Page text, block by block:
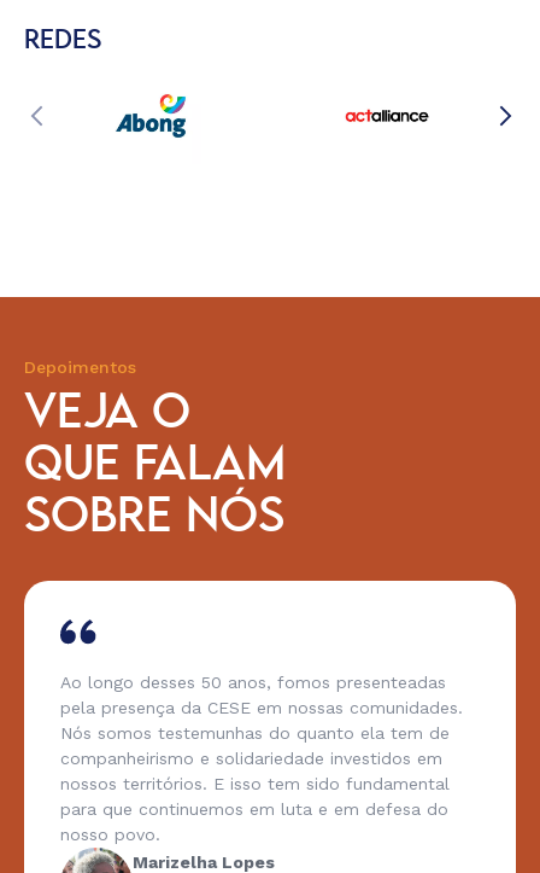
REDES
Depoimentos
VEJA O
QUE FALAM
SOBRE NÓS
Ao longo desses 50 anos, fomos presenteadas
pela presença da CESE em nossas comunidades.
Nós somos testemunhas do quanto ela tem de
companheirismo e solidariedade investidos em
nossos territórios. E isso tem sido fundamental
para que continuemos em luta e em defesa do
nosso povo.
Marizelha Lopes